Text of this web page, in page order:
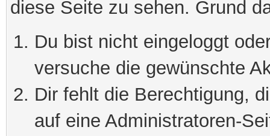
diese Seite zu sehen. Grund
Du bist nicht eingeloggt
versuche die gewünschte
Dir fehlt die Berechtigung,
auf eine Administratoren-